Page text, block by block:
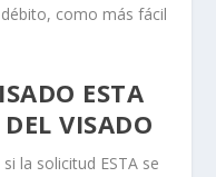
como más fácil
ESTA
VISADO
la solicitud ESTA se